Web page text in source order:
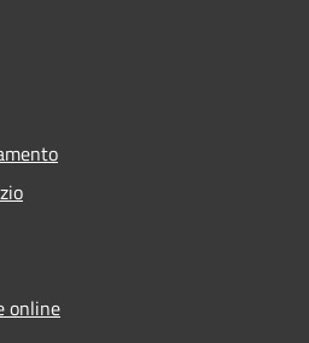
online